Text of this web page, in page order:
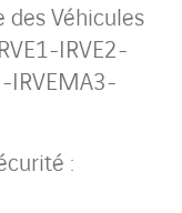
des Véhicules
IRVE2-
IRVEMA3-
: